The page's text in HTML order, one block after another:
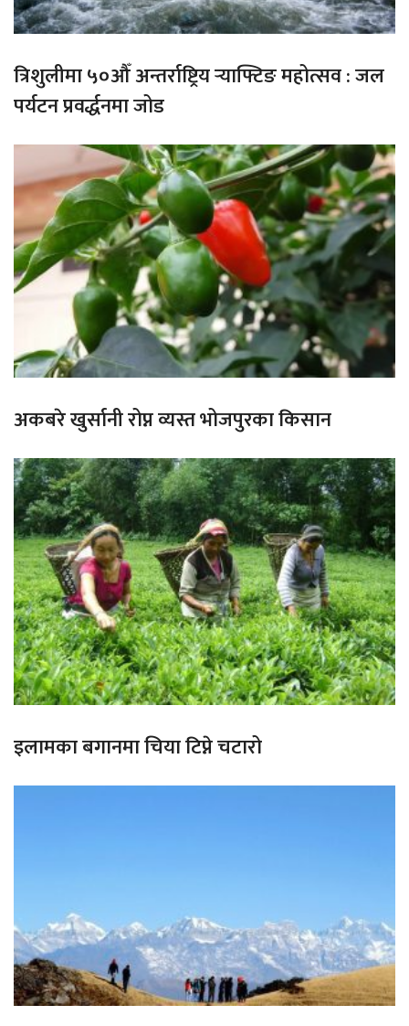
त्रिशुलीमा ५०औँ अन्तर्राष्ट्रिय र्‍याफ्टिङ महोत्सव : जल
पर्यटन प्रवर्द्धनमा जोड
अकबरे खुर्सानी रोप्न व्यस्त भोजपुरका किसान
इलामका बगानमा चिया टिप्ने चटारो